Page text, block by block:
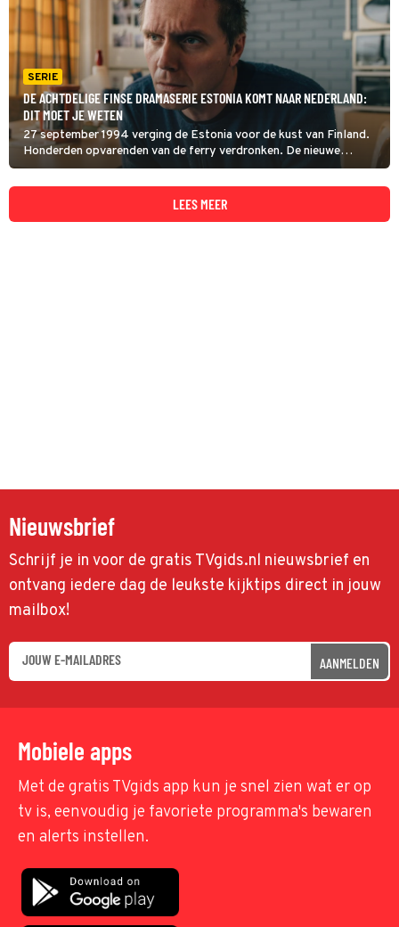
SERIE
DE ACHTDELIGE FINSE DRAMASERIE ESTONIA KOMT NAAR NEDERLAND:
DIT MOET JE WETEN
27 september 1994 verging de Estonia voor de kust van Finland.
Honderden opvarenden van de ferry verdronken. De nieuwe
dramaserie Estonia behandelt de ramp en de nasleep ervan. Want
er ging veel mis tijdens en na de ramp.
LEES MEER
Nieuwsbrief
Schrijf je in voor de gratis TVgids.nl nieuwsbrief en
ontvang iedere dag de leukste kijktips direct in jouw
mailbox!
AANMELDEN
Mobiele apps
Met de gratis TVgids app kun je snel zien wat er op
tv is, eenvoudig je favoriete programma's bewaren
en alerts instellen.